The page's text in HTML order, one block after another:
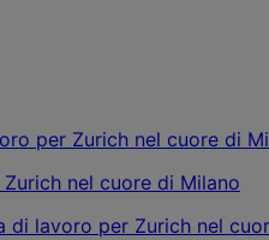
nel cuore di Milano
di lavoro per Zurich nel